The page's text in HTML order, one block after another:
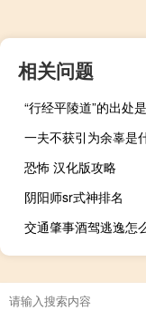
相关问题
“行经平陵道”的出处
一夫不获引为余辜是
恐怖 汉化版攻略
阴阳师sr式神排名
交通肇事酒驾逃逸怎